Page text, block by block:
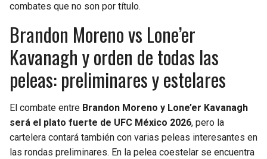
combates que no son por título.
Brandon Moreno vs Lone’er
Kavanagh y orden de todas las
peleas: preliminares y estelares
El combate entre Brandon Moreno y Lone’er Kavanagh
será el plato fuerte de UFC México 2026, pero la
cartelera contará también con varias peleas interesantes en
las rondas preliminares. En la pelea coestelar se encuentra